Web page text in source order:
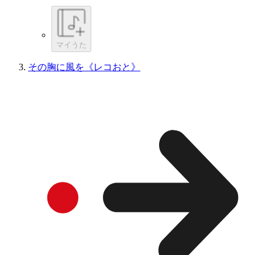
マイうた
その胸に風を《レコおと》